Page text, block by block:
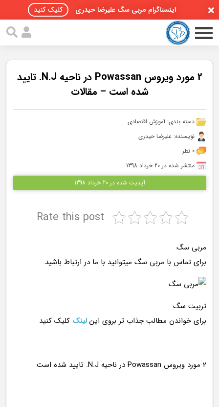
اینستاگرام مربی سگ علیرضا حیدری کلیک کنید
صفحه اصلی
مقالات سگ ها
پادکست سگ ها
سمینار تهران 96
تماس با ما
2 مورد ویروس Powassan در ناحیه N.J. تایید
شده است – مقالات
دسته بندی:آموزش اقتصادی
نویسنده: علیرضا حیدری
0 نظر
منتشر شده در 20 خرداد 1398
آپدیت شده در 20 خرداد 1398
Rate this post
مربی سگ
برای تماس با مربی سگ میتوانید با ما در ارتباط باشید.
تربیت سگ
برای خواندن مطالب جذاب تر بروی اینلینک کلیک کنید